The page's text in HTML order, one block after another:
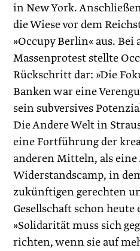
in New York.
die Wiese vor dem
»Occupy Berlin« aus. Bei
Massenprotest stellte
Rückschritt dar: »Die
Banken war eine
sein subversives
Die Andere Welt in
eine Fortführung der
anderen Mitteln, als
Widerstandscamp, in
zukünftigen gerechten
Gesellschaft schon
»Solidarität muss sich
richten, wenn sie auf